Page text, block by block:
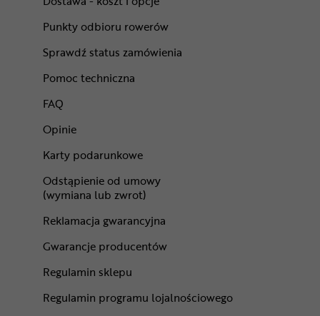
Punkty odbioru rowerów
Sprawdź status zamówienia
Pomoc techniczna
FAQ
Opinie
Karty podarunkowe
Odstąpienie od umowy
(wymiana lub zwrot)
Reklamacja gwarancyjna
Gwarancje producentów
Regulamin sklepu
Regulamin programu lojalnościowego